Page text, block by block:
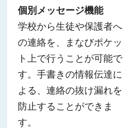
個別メッセージ機能
学校から生徒や保護者へ
の連絡を、まなびポケッ
ト上で行うことが可能で
す。手書きの情報伝達に
よる、連絡の抜け漏れを
防止することができま
す。